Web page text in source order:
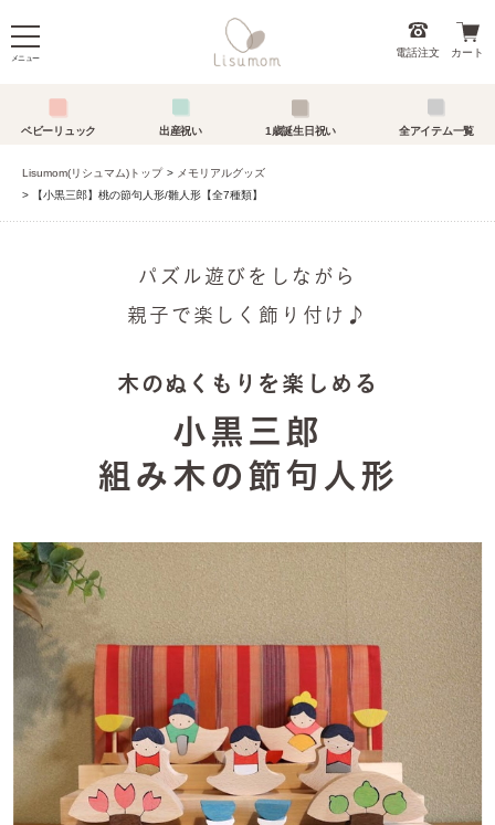
メニュー 電話注文 カート
ベビーリュック 出産祝い 1歳誕生日祝い 全アイテム一覧
Lisumom(リシュマム)トップ
メモリアルグッズ
【小黒三郎】桃の節句人形/雛人形【全7種類】
パズル遊びをしながら
親子で楽しく飾り付け♪
木のぬくもりを楽しめる
小黒三郎
組み木の節句人形